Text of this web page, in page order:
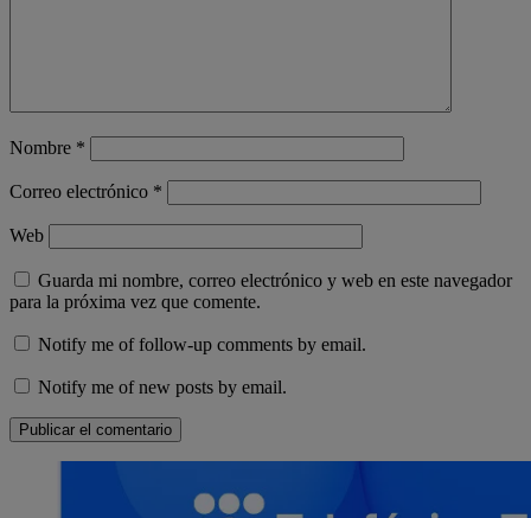
Nombre *
Correo electrónico *
Web
Guarda mi nombre, correo electrónico y web en este navegador
para la próxima vez que comente.
Notify me of follow-up comments by email.
Notify me of new posts by email.